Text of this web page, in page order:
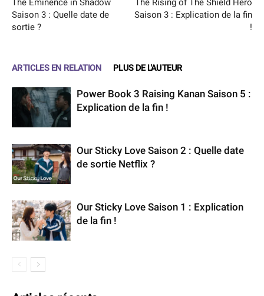
Saison 3 : Quelle date de
sortie ?
Saison 3 : Explication de la fin
!
ARTICLES EN RELATION PLUS DE L'AUTEUR
Power Book 3 Raising Kanan Saison 5 :
Explication de la fin !
Our Sticky Love Saison 2 : Quelle date
de sortie Netflix ?
Our Sticky Love Saison 1 : Explication
de la fin !